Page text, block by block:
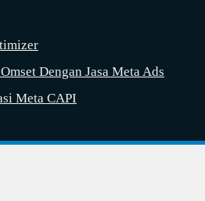
Dengan Jasa Meta Ads
Meta CAPI